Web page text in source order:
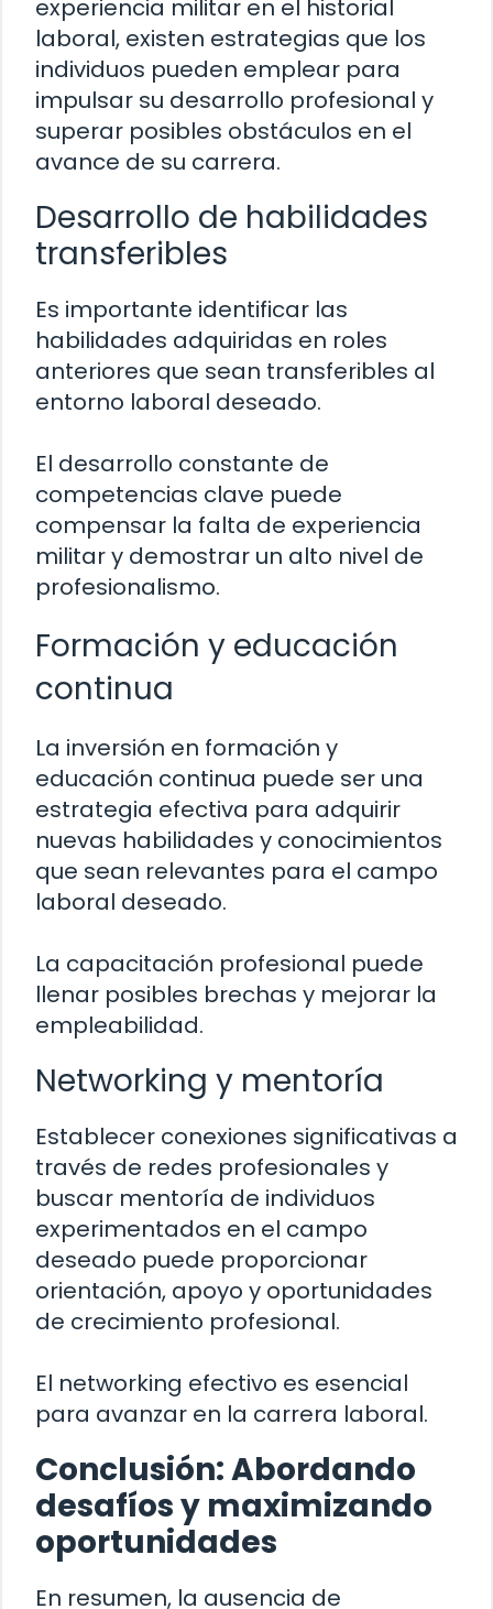
experiencia militar en el historial
laboral, existen estrategias que los
individuos pueden emplear para
impulsar su desarrollo profesional y
superar posibles obstáculos en el
avance de su carrera.
Desarrollo de habilidades
transferibles
Es importante identificar las
habilidades adquiridas en roles
anteriores que sean transferibles al
entorno laboral deseado.
El desarrollo constante de
competencias clave puede
compensar la falta de experiencia
militar y demostrar un alto nivel de
profesionalismo.
Formación y educación
continua
La inversión en formación y
educación continua puede ser una
estrategia efectiva para adquirir
nuevas habilidades y conocimientos
que sean relevantes para el campo
laboral deseado.
La capacitación profesional puede
llenar posibles brechas y mejorar la
empleabilidad.
Networking y mentoría
Establecer conexiones significativas a
través de redes profesionales y
buscar mentoría de individuos
experimentados en el campo
deseado puede proporcionar
orientación, apoyo y oportunidades
de crecimiento profesional.
El networking efectivo es esencial
para avanzar en la carrera laboral.
Conclusión: Abordando
desafíos y maximizando
oportunidades
En resumen, la ausencia de